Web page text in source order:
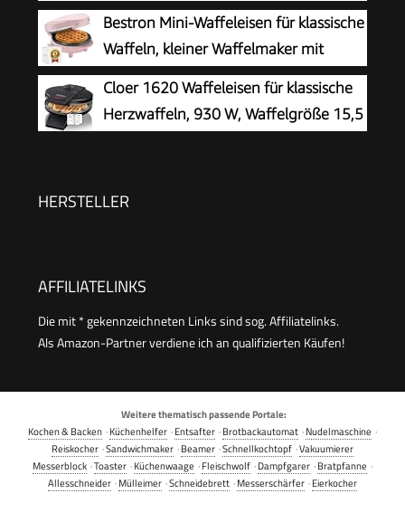
ikonisches Design, vertikale
Aufbewahrung, benutzerfreundlich,
Schwarz/Edelstahl, FDK261
Bestron Mini-Waffeleisen für klassische
Waffeln, kleiner Waffelmaker mit
Antihaftbeschichtung, für
Kindergeburtstage, Familienfeiern, Ostern oder
Weihnachten, Retro Design, 550 Watt, Farbe:
Cloer 1620 Waffeleisen für klassische
Herzwaffeln, 930 W, Waffelgröße 15,5
HERSTELLER
AFFILIATELINKS
Die mit * gekennzeichneten Links sind sog. Affiliatelinks.
Als Amazon-Partner verdiene ich an qualifizierten Käufen!
Weitere thematisch passende Portale:
Kochen & Backen ·Küchenhelfer ·Entsafter ·Brotbackautomat ·Nudelmaschine ·
Reiskocher ·Sandwichmaker ·Beamer ·Schnellkochtopf ·Vakuumierer
Messerblock ·Toaster ·Küchenwaage ·Fleischwolf ·Dampfgarer ·Bratpfanne ·
Allesschneider ·Mülleimer ·Schneidebrett ·Messerschärfer ·Eierkocher